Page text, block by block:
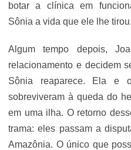
botar a clínica em
Sônia a vida que ele lhe tirou.
Algum tempo depois,
relacionamento e decidem
Sônia reaparece. Ela e
sobreviveram à queda do
em uma ilha. O retorno
trama: eles passam a
Amazônia. O único que